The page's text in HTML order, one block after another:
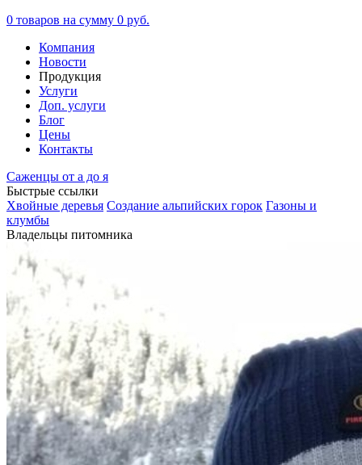
0 товаров на сумму 0 руб.
Компания
Новости
Продукция
Услуги
Доп. услуги
Блог
Цены
Контакты
Саженцы от а до я
Быстрые ссылки
Хвойные деревья Создание альпийских горок Газоны и
клумбы
Владельцы питомника